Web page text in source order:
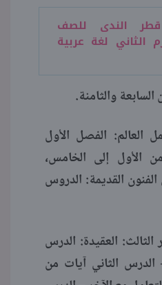
الندى للصف
الثاني لغة عربية
السابعة والثامنة.
الفصل الأول
الأول إلى الخامس،
القديمة: الدروس
الثالث: العقيدة: الدرس
الدرس الثاني آيات من